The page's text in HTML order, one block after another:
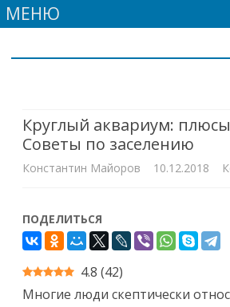
МЕНЮ
Круглый аквариум:
Советы по заселению
Константин Майоров 10.12.2018
ПОДЕЛИТЬСЯ
4.8 (42)
Многие люди скептически